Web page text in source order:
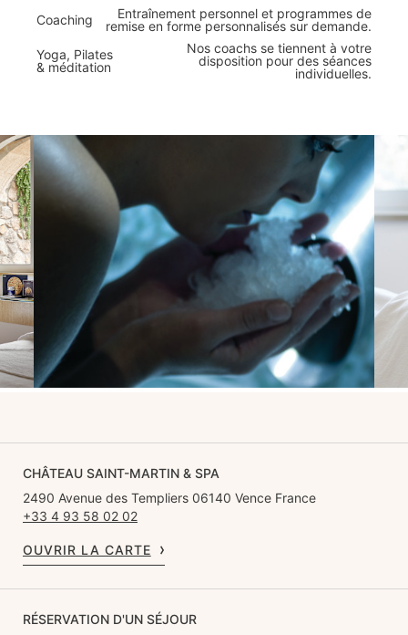
Coaching
Entraînement personnel et programmes de
remise en forme personnalisés sur demande.
Yoga, Pilates
& méditation
Nos coachs se tiennent à votre
disposition pour des séances
individuelles.
CHÂTEAU SAINT-MARTIN & SPA
2490 Avenue des Templiers 06140 Vence France
+33 4 93 58 02 02
OUVRIR LA CARTE
RÉSERVATION D'UN SÉJOUR